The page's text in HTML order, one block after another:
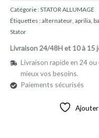
Catégorie :STATOR ALLUMAGE
Étiquettes :alternateur aprilia
Stator
Livraison 24/48H et 10 à 15
Livraison rapide en 24
mieux vos besoins.
Paiements sécurisés
Ajouter